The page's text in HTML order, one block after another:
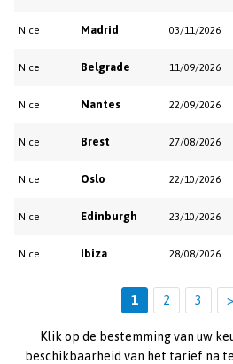
Nice Madrid 03/11/2026
Nice Belgrade 11/09/2026
Nice Nantes 22/09/2026
Nice Brest 27/08/2026
Nice Oslo 22/10/2026
Nice Edinburgh 23/10/2026
Nice Ibiza 28/08/2026
1 2 3 >
Klik op de bestemming van uw
beschikbaarheid van het tarief na